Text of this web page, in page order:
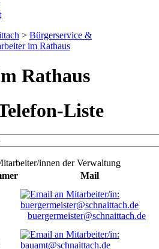
> Bürgerservice &
im Rathaus
Rathaus
Liste
innen der Verwaltung
Mail
buergermeister@schnaittach.de